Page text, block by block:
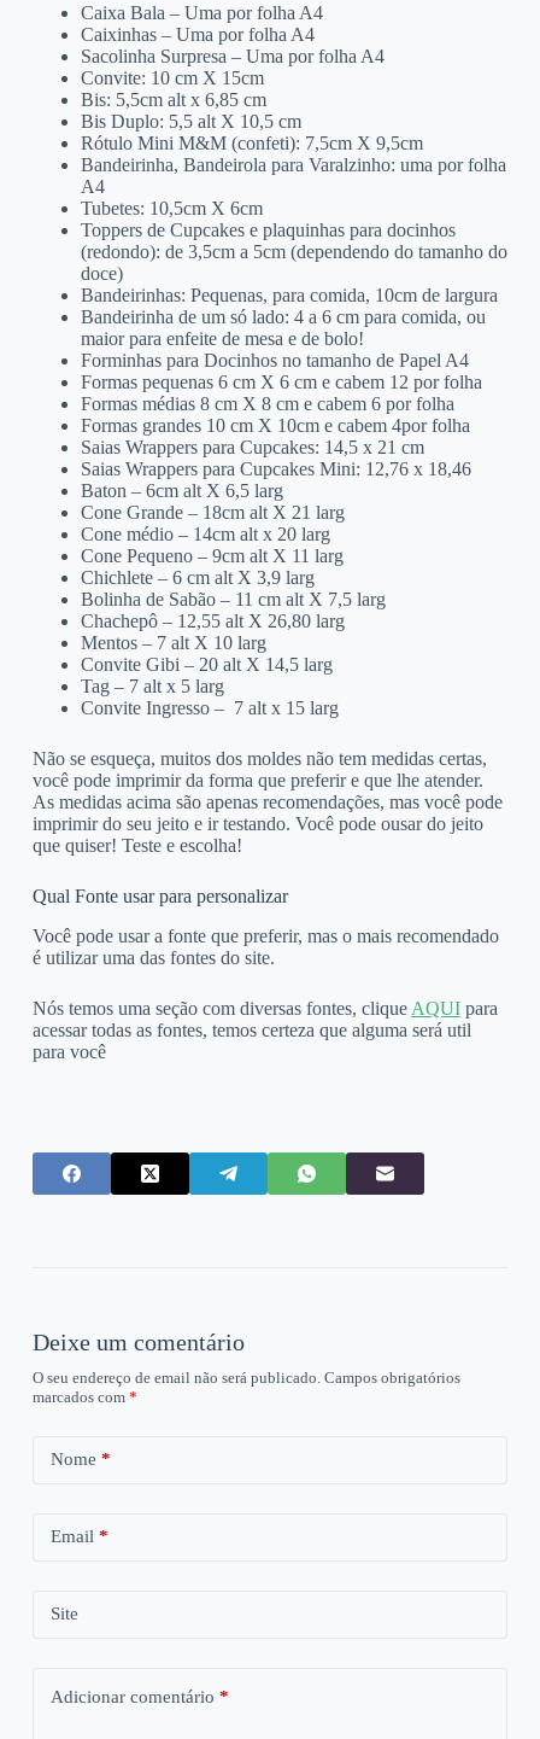
Caixa Bala – Uma por folha A4
Caixinhas – Uma por folha A4
Sacolinha Surpresa – Uma por folha A4
Convite: 10 cm X 15cm
Bis: 5,5cm alt x 6,85 cm
Bis Duplo: 5,5 alt X 10,5 cm
Rótulo Mini M&M (confeti): 7,5cm X 9,5cm
Bandeirinha, Bandeirola para Varalzinho: uma por folha
A4
Tubetes: 10,5cm X 6cm
Toppers de Cupcakes e plaquinhas para docinhos
(redondo): de 3,5cm a 5cm (dependendo do tamanho do
doce)
Bandeirinhas: Pequenas, para comida, 10cm de largura
Bandeirinha de um só lado: 4 a 6 cm para comida, ou
maior para enfeite de mesa e de bolo!
Forminhas para Docinhos no tamanho de Papel A4
Formas pequenas 6 cm X 6 cm e cabem 12 por folha
Formas médias 8 cm X 8 cm e cabem 6 por folha
Formas grandes 10 cm X 10cm e cabem 4por folha
Saias Wrappers para Cupcakes: 14,5 x 21 cm
Saias Wrappers para Cupcakes Mini: 12,76 x 18,46
Baton – 6cm alt X 6,5 larg
Cone Grande – 18cm alt X 21 larg
Cone médio – 14cm alt x 20 larg
Cone Pequeno – 9cm alt X 11 larg
Chichlete – 6 cm alt X 3,9 larg
Bolinha de Sabão – 11 cm alt X 7,5 larg
Chachepô – 12,55 alt X 26,80 larg
Mentos – 7 alt X 10 larg
Convite Gibi – 20 alt X 14,5 larg
Tag – 7 alt x 5 larg
Convite Ingresso – 7 alt x 15 larg
Não se esqueça, muitos dos moldes não tem medidas certas,
você pode imprimir da forma que preferir e que lhe atender.
As medidas acima são apenas recomendações, mas você pode
imprimir do seu jeito e ir testando. Você pode ousar do jeito
que quiser! Teste e escolha!
Qual Fonte usar para personalizar
Você pode usar a fonte que preferir, mas o mais recomendado
é utilizar uma das fontes do site.
Nós temos uma seção com diversas fontes, clique AQUIpara
acessar todas as fontes, temos certeza que alguma será util
para você
Deixe um comentário
O seu endereço de email não será publicado. Campos obrigatórios
marcados com *
Nome *
Email *
Site
Adicionar comentário *